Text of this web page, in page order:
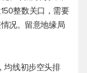
整数关口，需要
况。留意地缘局
均线初步空头排